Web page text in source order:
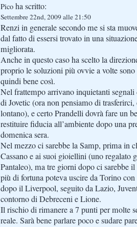
Pico ha scritto:
Settembre 22nd, 2009 alle 21:50
Renzi in generale secondo me si sta
dal fatto di essersi trovato in una
migliorata.
Anche in questo caso ha scelto la
proprio le soluzioni più ovvie a volte
quindi bene così.
Nel frattempo arrivano inquietanti
di Jovetic (ora non pensiamo di
lontano), e certo Prandelli dovrà fare un
restituire fiducia all’ambiente dopo una
domenica sera.
Nel mezzo ci sarebbe la Samp, prima in
Cassano e ai suoi gioiellini (uno regalato
Pantaleo), ma tre giorni dopo ci sarebbe
più di fortuna poteva uscire da Torino
dopo il Liverpool, seguito da Lazio,
contorno di Debreceni e Lione.
Il rischio di rimanere a 7 punti per molte
reale. Sarà bene parlare poco e sudare